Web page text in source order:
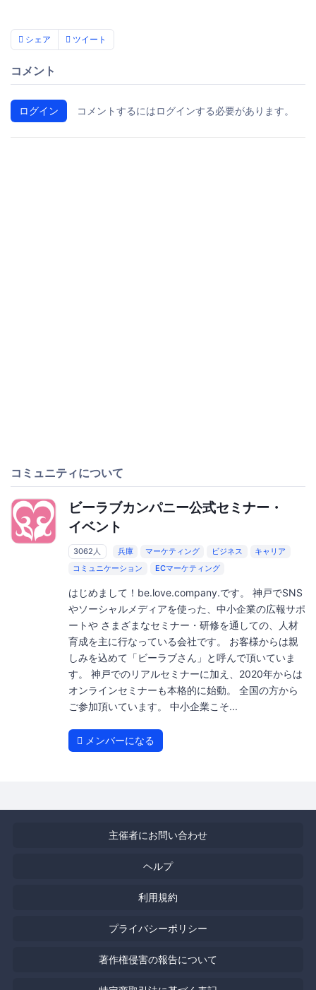
シェア ツイート
コメント
ログイン コメントするにはログインする必要があります。
コミュニティについて
ビーラブカンパニー公式セミナー・
イベント
3062人 兵庫 マーケティング ビジネス
キャリア
コミュニケーション
ECマーケティング
はじめまして！be.love.company.です。 神戸でSNS
やソーシャルメディアを使った、中小企業の広報サポ
ートや さまざまなセミナー・研修を通しての、人材
育成を主に行なっている会社です。 お客様からは親
しみを込めて「ビーラブさん」と呼んで頂いていま
す。 神戸でのリアルセミナーに加え、2020年からは
オンラインセミナーも本格的に始動。 全国の方から
ご参加頂いています。 中小企業こそ...
メンバーになる
主催者にお問い合わせ
ヘルプ
利用規約
プライバシーポリシー
著作権侵害の報告について